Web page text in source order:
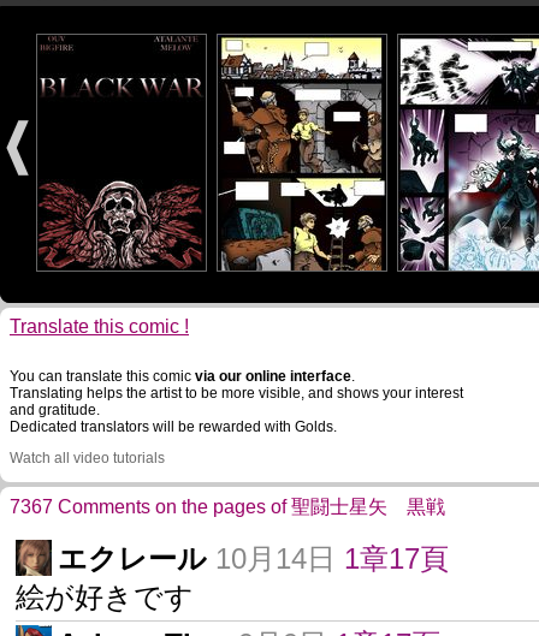
Translate this comic !
You can translate this comic via our online interface.
Translating helps the artist to be more visible, and shows your interest
and gratitude.
Dedicated translators will be rewarded with Golds.
Watch all video tutorials
7367 Comments on the pages of 聖闘士星矢 黒戦
エクレール 10月14日 1章17頁
絵が好きです